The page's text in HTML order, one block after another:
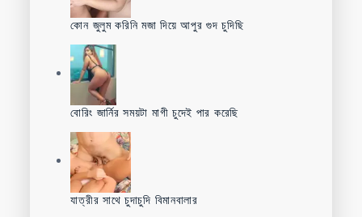
কোন জুলুম করিনি মজা দিয়ে আপুর গুদ চুদিছি
বোরিং জার্নির সময়টা মাগী চুদেই পার করেছি
যাত্রীর সাথে চুদাচুদি বিমানবালার